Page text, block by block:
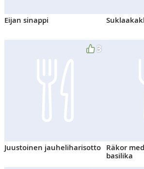
Eijan sinappi
3
Juustoinen jauheliharisotto Räkor
basilika